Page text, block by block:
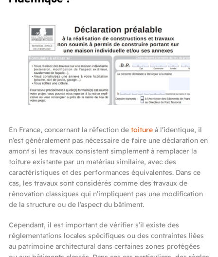
En France, concernant la réfection de toiture à l’identique, il
n’est généralement pas nécessaire de faire une déclaration en
amont si les travaux consistent simplement à remplacer la
toiture existante par un matériau similaire, avec des
caractéristiques et des performances équivalentes. Dans ce
cas, les travaux sont considérés comme des travaux de
rénovation classiques qui n’impliquent pas une modification
de la structure ou de l’aspect du bâtiment.
Cependant, il est important de vérifier s’il existe des
réglementations locales spécifiques ou des contraintes liées
au patrimoine architectural dans certaines zones protégées